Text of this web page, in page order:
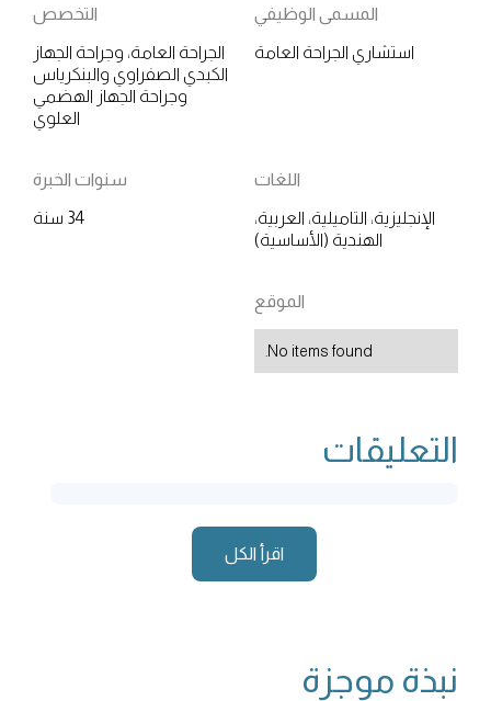
المسمى الوظيفي
استشاري الجراحة العامة
التخصص
الجراحة العامة، وجراحة الجهاز
الكبدي الصفراوي والبنكرياس
وجراحة الجهاز الهضمي
العلوي
اللغات
الإنجليزية، التاميلية، العربية،
الهندية (الأساسية)
سنوات الخبرة
34 سنة
الموقع
No items found.
التعليقات
اقرأ الكل
نبذة موجزة